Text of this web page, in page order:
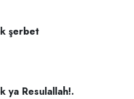
şerbet
ya Resulallah!.